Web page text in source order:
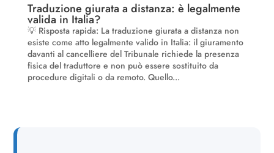
Traduzione giurata a distanza: è legalmente
valida in Italia?
💡 Risposta rapida: La traduzione giurata a distanza non
esiste come atto legalmente valido in Italia: il giuramento
davanti al cancelliere del Tribunale richiede la presenza
fisica del traduttore e non può essere sostituito da
procedure digitali o da remoto. Quello...